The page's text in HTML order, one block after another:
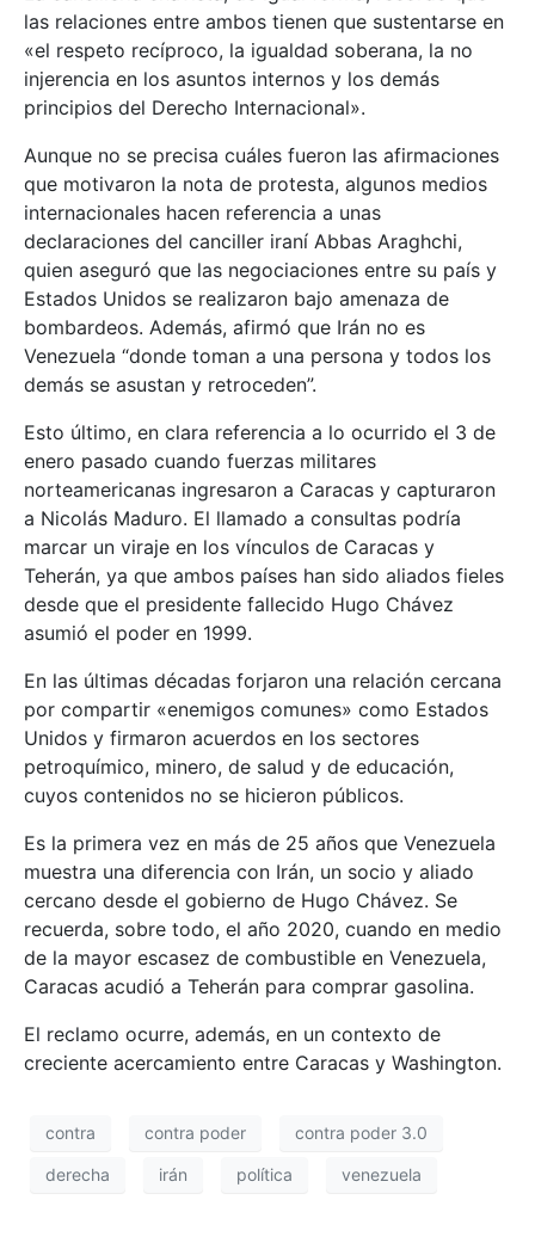
las relaciones entre ambos tienen que sustentarse en
«el respeto recíproco, la igualdad soberana, la no
injerencia en los asuntos internos y los demás
principios del Derecho Internacional».
Aunque no se precisa cuáles fueron las afirmaciones
que motivaron la nota de protesta, algunos medios
internacionales hacen referencia a unas
declaraciones del canciller iraní Abbas Araghchi,
quien aseguró que las negociaciones entre su país y
Estados Unidos se realizaron bajo amenaza de
bombardeos. Además, afirmó que Irán no es
Venezuela “donde toman a una persona y todos los
demás se asustan y retroceden”.
Esto último, en clara referencia a lo ocurrido el 3 de
enero pasado cuando fuerzas militares
norteamericanas ingresaron a Caracas y capturaron
a Nicolás Maduro. El llamado a consultas podría
marcar un viraje en los vínculos de Caracas y
Teherán, ya que ambos países han sido aliados fieles
desde que el presidente fallecido Hugo Chávez
asumió el poder en 1999.
En las últimas décadas forjaron una relación cercana
por compartir «enemigos comunes» como Estados
Unidos y firmaron acuerdos en los sectores
petroquímico, minero, de salud y de educación,
cuyos contenidos no se hicieron públicos.
Es la primera vez en más de 25 años que Venezuela
muestra una diferencia con Irán, un socio y aliado
cercano desde el gobierno de Hugo Chávez. Se
recuerda, sobre todo, el año 2020, cuando en medio
de la mayor escasez de combustible en Venezuela,
Caracas acudió a Teherán para comprar gasolina.
El reclamo ocurre, además, en un contexto de
creciente acercamiento entre Caracas y Washington.
contra contra poder contra poder 3.0
derecha irán política venezuela